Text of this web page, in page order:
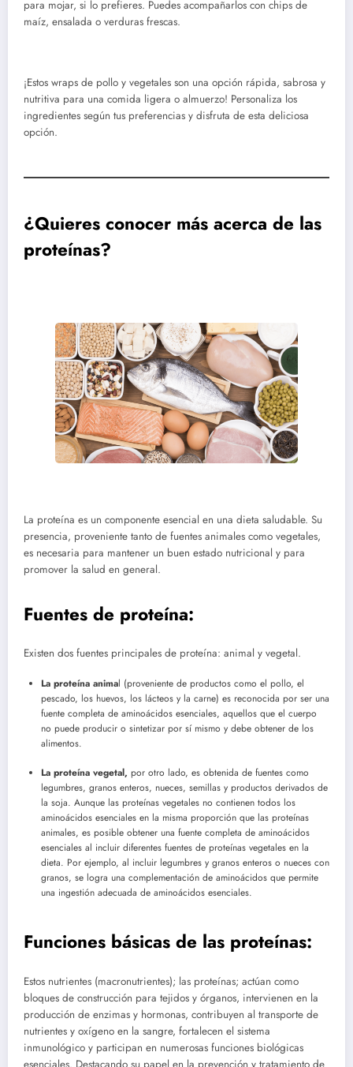
para mojar, si lo prefieres. Puedes acompañarlos con chips de
maíz, ensalada o verduras frescas.
¡Estos wraps de pollo y vegetales son una opción rápida, sabrosa y
nutritiva para una comida ligera o almuerzo! Personaliza los
ingredientes según tus preferencias y disfruta de esta deliciosa
opción.
¿Quieres conocer más acerca de las
proteínas?
La proteína es un componente esencial en una dieta saludable. Su
presencia, proveniente tanto de fuentes animales como vegetales,
es necesaria para mantener un buen estado nutricional y para
promover la salud en general.
Fuentes de proteína:
Existen dos fuentes principales de proteína: animal y vegetal.
La proteína animal (proveniente de productos como el pollo, el
pescado, los huevos, los lácteos y la carne) es reconocida por ser una
fuente completa de aminoácidos esenciales, aquellos que el cuerpo
no puede producir o sintetizar por sí mismo y debe obtener de los
alimentos.
La proteína vegetal, por otro lado, es obtenida de fuentes como
legumbres, granos enteros, nueces, semillas y productos derivados de
la soja. Aunque las proteínas vegetales no contienen todos los
aminoácidos esenciales en la misma proporción que las proteínas
animales, es posible obtener una fuente completa de aminoácidos
esenciales al incluir diferentes fuentes de proteínas vegetales en la
dieta. Por ejemplo, al incluir legumbres y granos enteros o nueces con
granos, se logra una complementación de aminoácidos que permite
una ingestión adecuada de aminoácidos esenciales.
Funciones básicas de las proteínas:
Estos nutrientes (macronutrientes); las proteínas; actúan como
bloques de construcción para tejidos y órganos, intervienen en la
producción de enzimas y hormonas, contribuyen al transporte de
nutrientes y oxígeno en la sangre, fortalecen el sistema
inmunológico y participan en numerosas funciones biológicas